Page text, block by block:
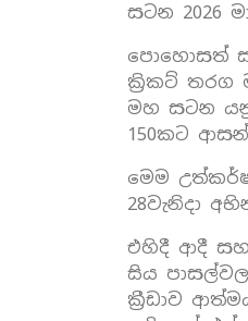
සටන 2026
පොහොසත්
ක්‍රිකට් තරග
මහ සටන
150කට
මෙම
28වැනිදා
එහිදී ආදී
සිය
ක්‍රීඩාව